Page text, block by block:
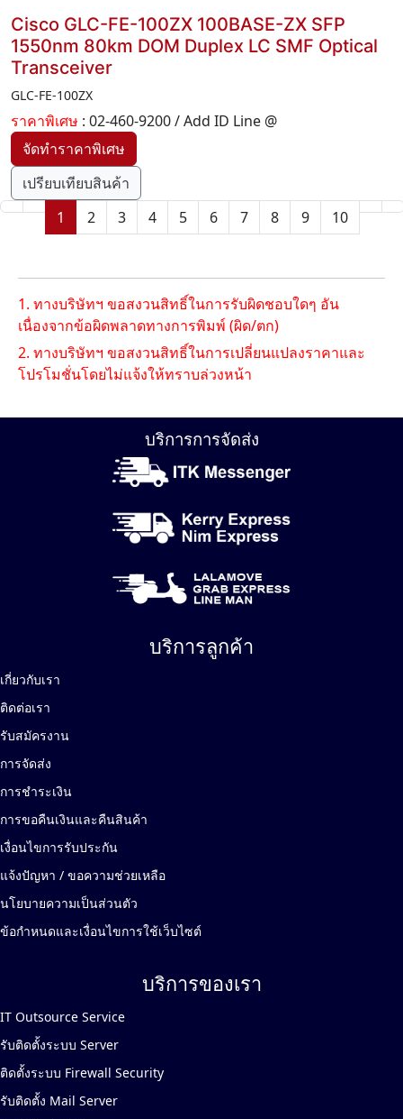
Cisco GLC-FE-100ZX 100BASE-ZX SFP
1550nm 80km DOM Duplex LC SMF Optical
Transceiver
GLC-FE-100ZX
ราคาพิเศษ : 02-460-9200 / Add ID Line @
เปรียบเทียบสินค้า
1
2 3 4 5 6 7 8 9 10
1. ทางบริษัทฯ ขอสงวนสิทธิ์ในการรับผิดชอบใดๆ อัน
เนื่องจากข้อผิดพลาดทางการพิมพ์ (ผิด/ตก)
2. ทางบริษัทฯ ขอสงวนสิทธิ์ในการเปลี่ยนแปลงราคาและ
โปรโมชั่นโดยไม่แจ้งให้ทราบล่วงหน้า
บริการการจัดส่ง
บริการลูกค้า
เกี่ยวกับเรา
ติดต่อเรา
รับสมัครงาน
การจัดส่ง
การชำระเงิน
การขอคืนเงินและคืนสินค้า
เงื่อนไขการรับประกัน
แจ้งปัญหา / ขอความช่วยเหลือ
นโยบายความเป็นส่วนตัว
ข้อกำหนดและเงื่อนไขการใช้เว็บไซต์
บริการของเรา
IT Outsource Service
รับติดตั้งระบบ Server
ติดตั้งระบบ Firewall Security
รับติดตั้ง Mail Server